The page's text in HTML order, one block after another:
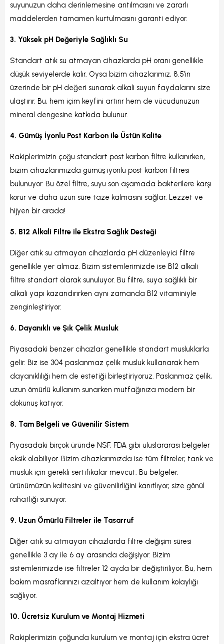
suyunuzun daha derinlemesine arıtılmasını ve zararlı
maddelerden tamamen kurtulmasını garanti ediyor.
3. Yüksek pH Değeriyle Sağlıklı Su
Standart atık su atmayan cihazlarda pH oranı genellikle
düşük seviyelerde kalır. Oysa bizim cihazlarımız, 8.5’in
üzerinde bir pH değeri sunarak alkali suyun faydalarını size
ulaştırır. Bu, hem içim keyfini artırır hem de vücudunuzun
mineral dengesine katkıda bulunur.
4. Gümüş İyonlu Post Karbon ile Üstün Kalite
Rakiplerimizin çoğu standart post karbon filtre kullanırken,
bizim cihazlarımızda gümüş iyonlu post karbon filtresi
bulunuyor. Bu özel filtre, suyu son aşamada bakterilere karşı
korur ve daha uzun süre taze kalmasını sağlar. Lezzet ve
hijyen bir arada!
5. B12 Alkali Filtre ile Ekstra Sağlık Desteği
Diğer atık su atmayan cihazlarda pH düzenleyici filtre
genellikle yer almaz. Bizim sistemlerimizde ise B12 alkali
filtre standart olarak sunuluyor. Bu filtre, suya sağlıklı bir
alkali yapı kazandırırken aynı zamanda B12 vitaminiyle
zenginleştiriyor.
6. Dayanıklı ve Şık Çelik Musluk
Piyasadaki benzer cihazlar genellikle standart musluklarla
gelir. Biz ise 304 paslanmaz çelik musluk kullanarak hem
dayanıklılığı hem de estetiği birleştiriyoruz. Paslanmaz çelik,
uzun ömürlü kullanım sunarken mutfağınıza modern bir
dokunuş katıyor.
8. Tam Belgeli ve Güvenilir Sistem
Piyasadaki birçok üründe NSF, FDA gibi uluslararası belgeler
eksik olabiliyor. Bizim cihazlarımızda ise tüm filtreler, tank ve
musluk için gerekli sertifikalar mevcut. Bu belgeler,
ürünümüzün kalitesini ve güvenilirliğini kanıtlıyor, size gönül
rahatlığı sunuyor.
9. Uzun Ömürlü Filtreler ile Tasarruf
Diğer atık su atmayan cihazlarda filtre değişim süresi
genellikle 3 ay ile 6 ay arasında değişiyor. Bizim
sistemlerimizde ise filtreler 12 ayda bir değiştiriliyor. Bu, hem
bakım masraflarınızı azaltıyor hem de kullanım kolaylığı
sağlıyor.
10. Ücretsiz Kurulum ve Montaj Hizmeti
Rakiplerimizin çoğunda kurulum ve montaj için ekstra ücret